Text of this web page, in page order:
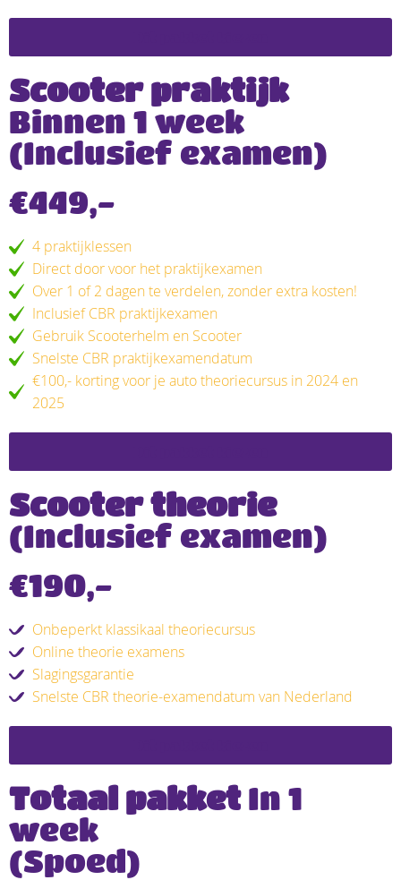
Scooter praktijk
Binnen 1 week
(Inclusief examen)
€449,-
4 praktijklessen
Direct door voor het praktijkexamen
Over 1 of 2 dagen te verdelen, zonder extra kosten!
Inclusief CBR praktijkexamen
Gebruik Scooterhelm en Scooter
Snelste CBR praktijkexamendatum
€100,- korting voor je auto theoriecursus in 2024 en
2025
Scooter theorie
(Inclusief examen)
€190,-
Onbeperkt klassikaal theoriecursus
Online theorie examens
Slagingsgarantie
Snelste CBR theorie-examendatum van Nederland
Totaal pakketIn 1
week
(Spoed)